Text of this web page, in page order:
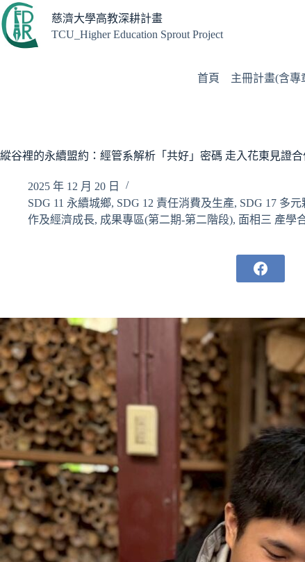
跳
至
主
慈濟大學高教深耕計畫
TCU_Higher Education Sprout Project
首頁 主冊計畫(含專
縱谷裡的永續盟約：經管系解析「共好」密碼 走入花東見證
2025 年 12 月 20 日
SDG 11 永續城鄉, SDG 12 責任消費及生產, SDG 17 多
作及經濟成長, 成果專區(第二期-第二階段), 面相三 產學